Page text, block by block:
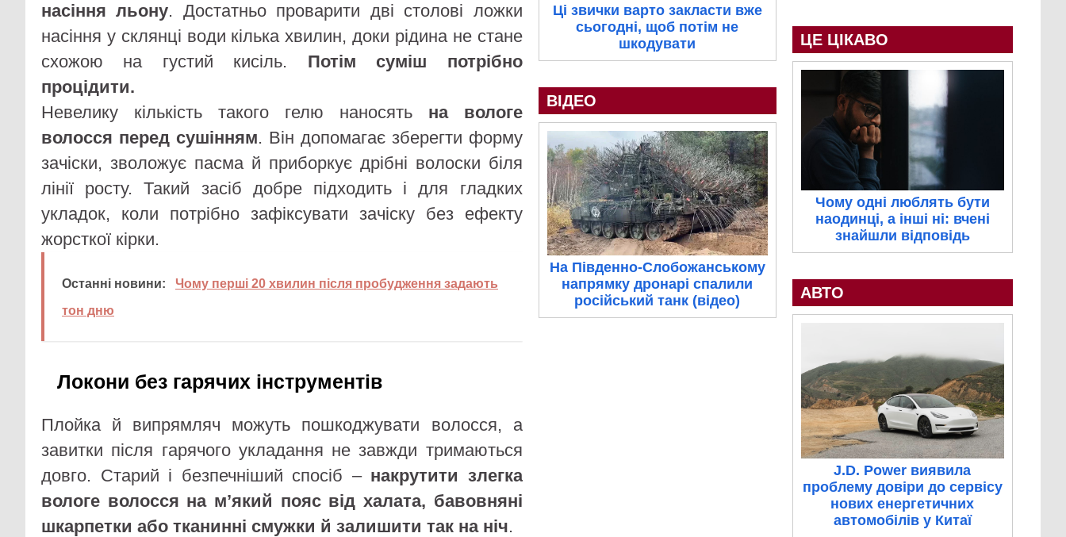
насіння льону. Достатньо проварити дві столові ложки
насіння у склянці води кілька хвилин, доки рідина не стане
схожою на густий кисіль. Потім суміш потрібно
процідити.
Невелику кількість такого гелю наносять на вологе
волосся перед сушінням. Він допомагає зберегти форму
зачіски, зволожує пасма й приборкує дрібні волоски біля
лінії росту. Такий засіб добре підходить і для гладких
укладок, коли потрібно зафіксувати зачіску без ефекту
жорсткої кірки.
Останні новини:
Чому перші 20 хвилин після пробудження задають
тон дню
Локони без гарячих інструментів
Плойка й випрямляч можуть пошкоджувати волосся, а
завитки після гарячого укладання не завжди тримаються
довго. Старий і безпечніший спосіб – накрутити злегка
вологе волосся на мʼякий пояс від халата, бавовняні
шкарпетки або тканинні смужки й залишити так на ніч.
Ці звички варто закласти вже
сьогодні, щоб потім не
шкодувати
ВІДЕО
На Південно-Слобожанському
напрямку дронарі спалили
російський танк (відео)
ЦЕ ЦІКАВО
Чому одні люблять бути
наодинці, а інші ні: вчені
знайшли відповідь
АВТО
J.D. Power виявила
проблему довіри до сервісу
нових енергетичних
автомобілів у Китаї